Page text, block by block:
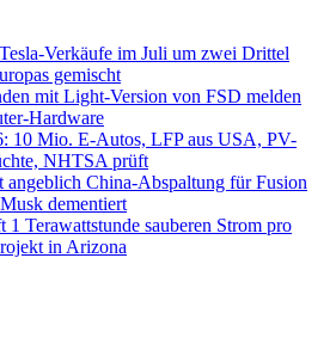
Verkäufe im Juli um zwei Drittel
gemischt
mit Light-Version von FSD melden
Hardware
10 Mio. E-Autos, LFP aus USA, PV-
NHTSA prüft
angeblich China-Abspaltung für Fusion
dementiert
1 Terawattstunde sauberen Strom pro
in Arizona